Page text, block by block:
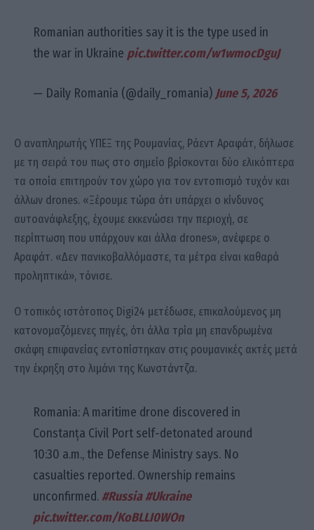
Romanian authorities say it is the type used in
the war in Ukraine pic.twitter.com/w1wmocDguJ
— Daily Romania (@daily_romania)June 5, 2026
Ο αναπληρωτής ΥΠΕΞ της Ρουμανίας, Ράεντ Αραφάτ, δήλωσε
με τη σειρά του πως στο σημείο βρίσκονται δύο ελικόπτερα
τα οποία επιτηρούν τον χώρο για τον εντοπισμό τυχόν και
άλλων drones. «Ξέρουμε τώρα ότι υπάρχει o κίνδυνος
αυτοανάφλεξης, έχουμε εκκενώσει την περιοχή, σε
περίπτωση που υπάρχουν και άλλα drones», ανέφερε ο
Αραφάτ. «Δεν πανικοβαλλόμαστε, τα μέτρα είναι καθαρά
προληπτικά», τόνισε.
Ο τοπικός ιστότοπος Digi24 μετέδωσε, επικαλούμενος μη
κατονομαζόμενες πηγές, ότι άλλα τρία μη επανδρωμένα
σκάφη επιφανείας εντοπίστηκαν στις ρουμανικές ακτές μετά
την έκρηξη στο λιμάνι της Κωνστάντζα.
Romania: A maritime drone discovered in
Constanța Civil Port self-detonated around
10:30 a.m., the Defense Ministry says. No
casualties reported. Ownership remains
unconfirmed. #Russia #Ukraine
pic.twitter.com/KoBLLI0WOn